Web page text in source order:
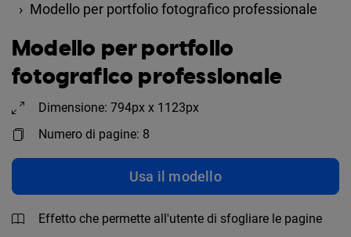
Modello per portfolio fotografico professionale
Modello per portfolio
fotografico professionale
Dimensione: 794px x 1123px
Numero di pagine: 8
Usa il modello
Effetto che permette all'utente di sfogliare le pagine